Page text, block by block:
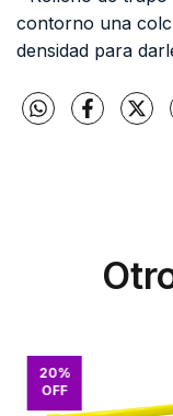
contorno una
densidad para
20%
OFF